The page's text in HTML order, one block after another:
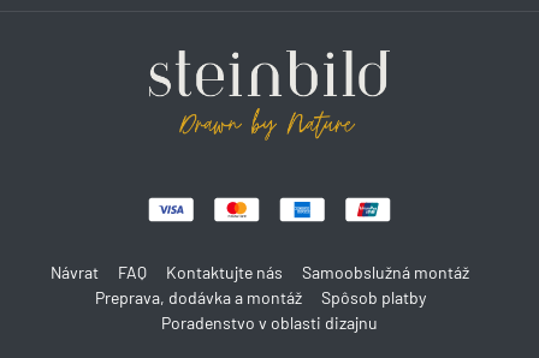
Návrat FAQ Kontaktujte nás
Samoobslužná montáž
Preprava, dodávka a montáž
Spôsob platby
Poradenstvo v oblasti dizajnu